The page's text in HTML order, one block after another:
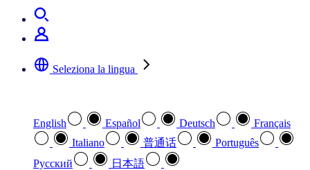
Seleziona la lingua
English Español Deutsch
Français
Italiano
普通话
Português
Pусский
日本語